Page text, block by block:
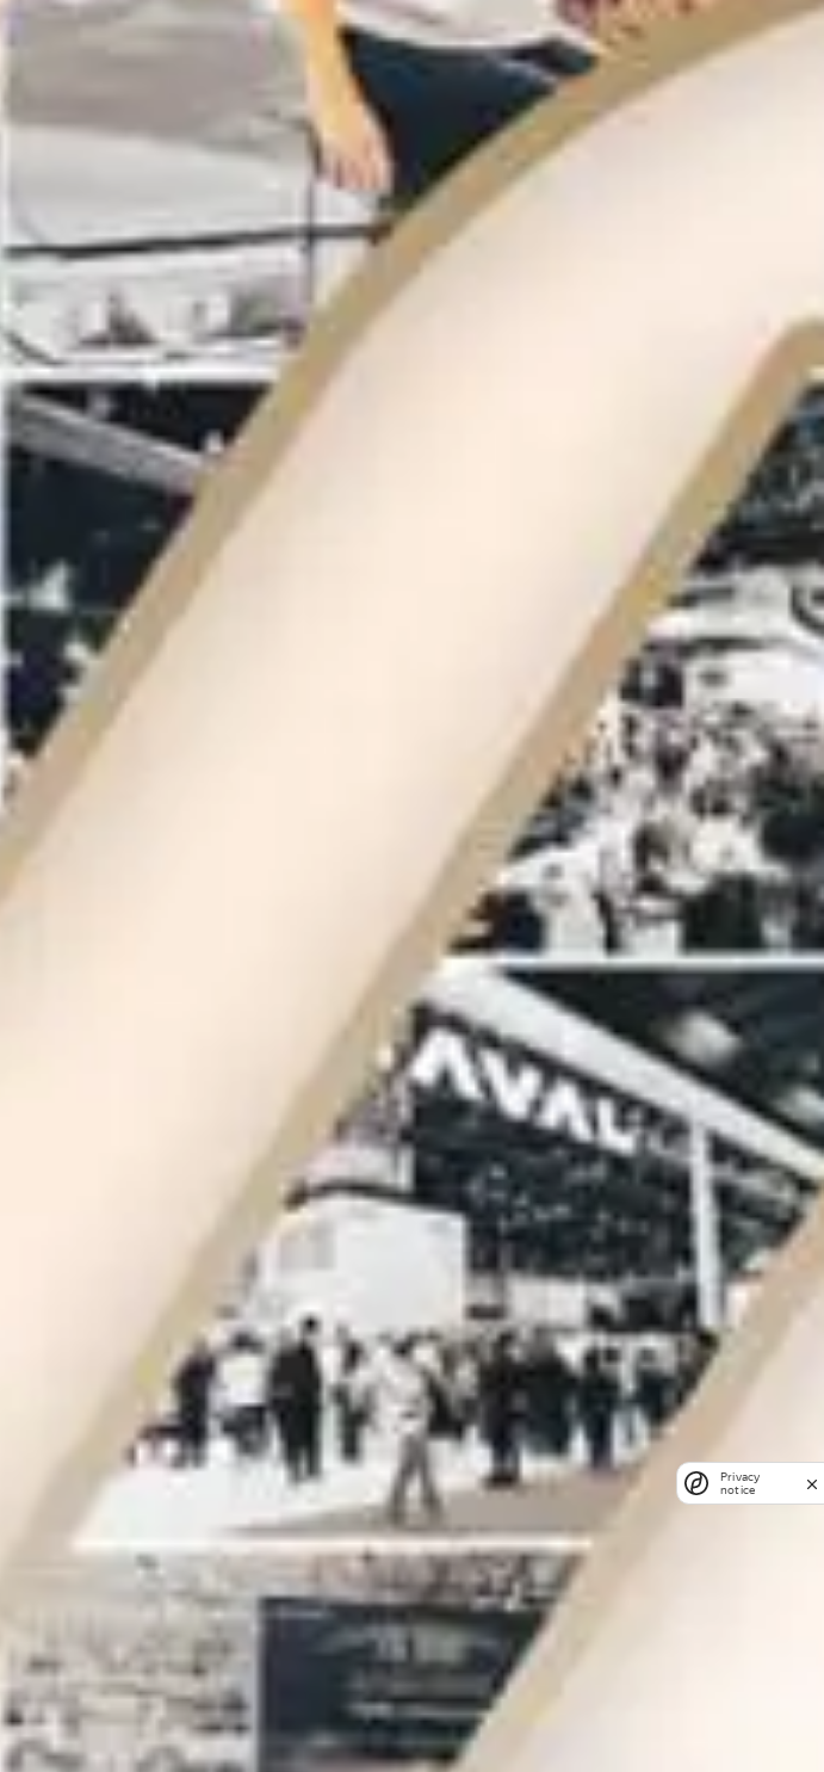
Privacy
notice